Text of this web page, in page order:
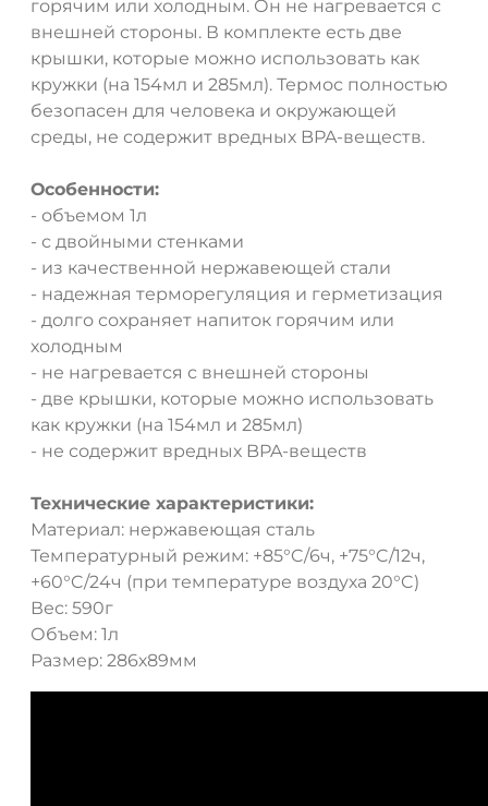
горячим или холодным. Он не нагревается с
внешней стороны. В комплекте есть две
крышки, которые можно использовать как
кружки (на 154мл и 285мл). Термос полностью
безопасен для человека и окружающей
среды, не содержит вредных BPA-веществ.
Особенности:
- объемом 1л
- с двойными стенками
- из качественной нержавеющей стали
- надежная терморегуляция и герметизация
- долго сохраняет напиток горячим или
холодным
- не нагревается с внешней стороны
- две крышки, которые можно использовать
как кружки (на 154мл и 285мл)
- не содержит вредных BPA-веществ
Технические характеристики:
Материал: нержавеющая сталь
Температурный режим: +85°C/6ч, +75°C/12ч,
+60°C/24ч (при температуре воздуха 20°C)
Вес: 590г
Объем: 1л
Размер: 286х89мм